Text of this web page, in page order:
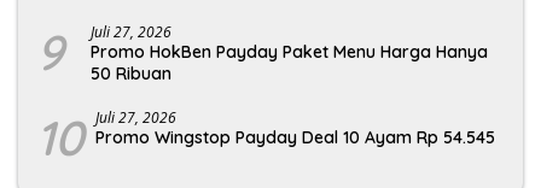
9 Juli 27, 2026
Promo HokBen Payday Paket Menu Harga Hanya
50 Ribuan
10 Juli 27, 2026
Promo Wingstop Payday Deal 10 Ayam Rp 54.545